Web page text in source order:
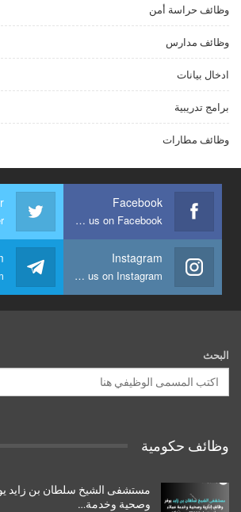
وظائف حراسة أمن
وظائف مدارس
ادخال بيانات
برامج تدريبية
وظائف مطارات
Facebook
Join us on Facebook
Instagram
Join us on Instagram
البحث
وظائف حكومية
مستشفى الشيخ سلطان بن زايد
وصحية وخدمة…